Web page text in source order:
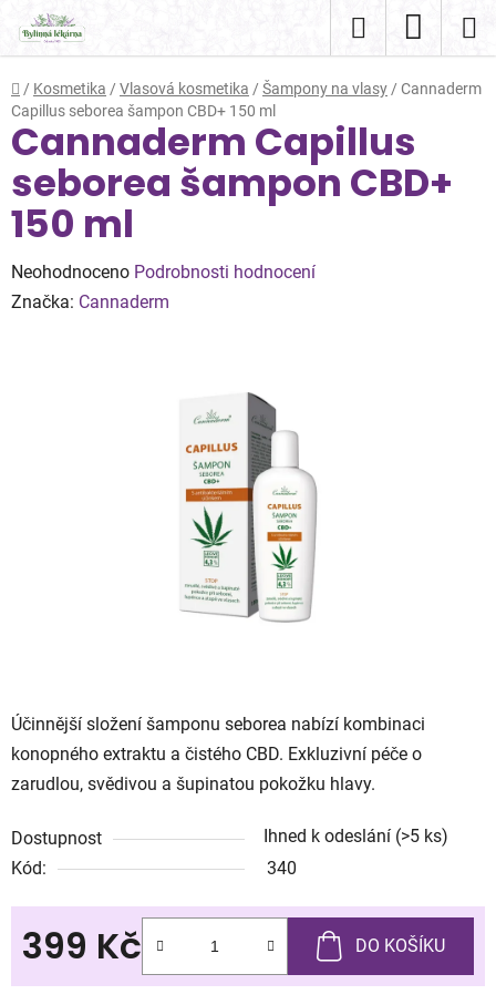
obsah
Hledat
KOŠÍK
Domů
/ Kosmetika / Vlasová kosmetika / Šampony na vlasy / Cannaderm
Capillus seborea šampon CBD+ 150 ml
Účinnější složení šamponu seborea nabízí kombinaci
konopného extraktu a čistého CBD. Exkluzivní péče o
zarudlou, svědivou a šupinatou pokožku hlavy.
Dostupnost Ihned k odeslání (>5 ks)
Kód:
340
399 Kč DO KOŠÍKU
Cannaderm Capillus
seborea šampon CBD+
150 ml
Průměrné
hodnocení
Neohodnoceno Podrobnosti hodnocení
Značka: Cannaderm